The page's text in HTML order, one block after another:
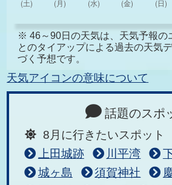
※ 46～90日の天気は、天気予報の
とのタイアップによる過去の天気
づく予想です。
天気アイコンの意味について
話題のスポ
8月に行きたいスポット
上田城跡
川平湾
城ヶ島
須賀神社